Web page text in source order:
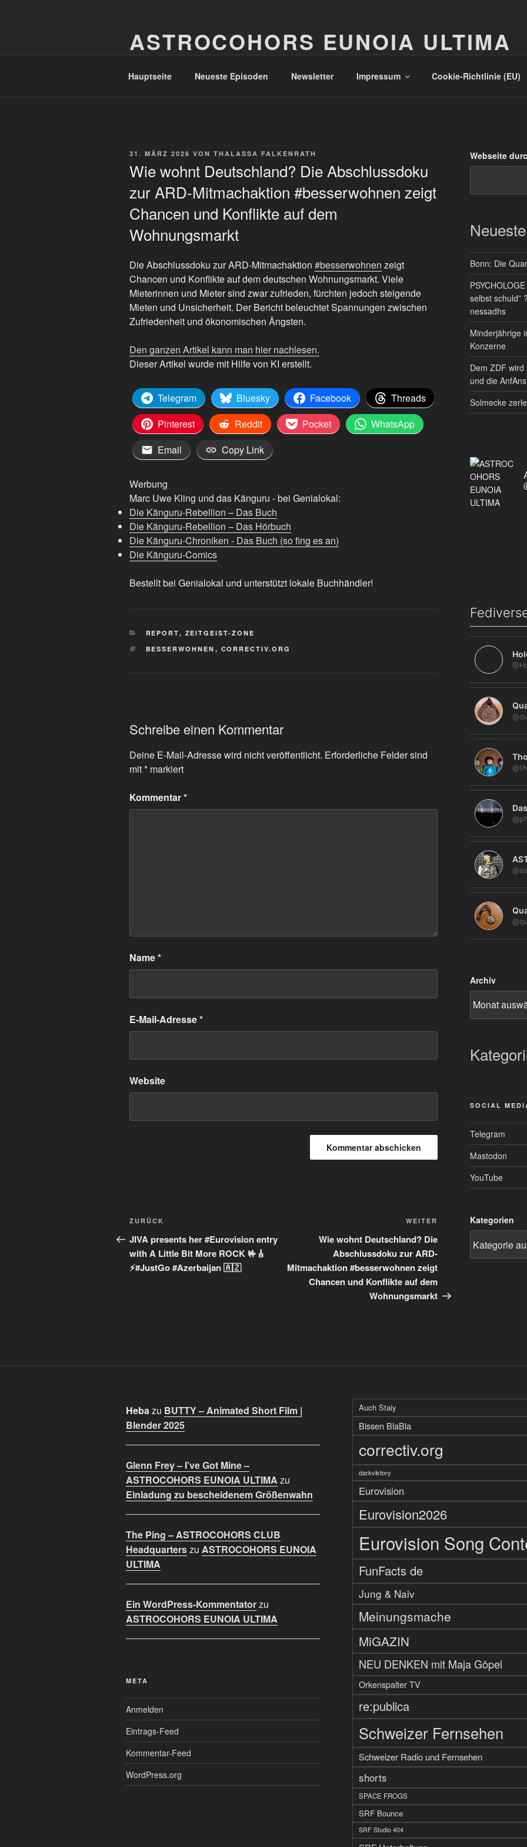
ASTROCOHORS EUNOIA ULTIMA
Hauptseite Neueste Episoden Newsletter Impressum Cookie-Richtlinie (EU)
VERÖFFENTLICHT
31. MÄRZ 2026 VON THALASSA FALKENRATH
Wie wohnt Deutschland? Die Abschlussdoku
zur ARD-Mitmachaktion #besserwohnen zeigt
Chancen und Konflikte auf dem
Wohnungsmarkt
Die Abschlussdoku zur ARD-Mitmachaktion #besserwohnen zeigt
Chancen und Konflikte auf dem deutschen Wohnungsmarkt. Viele
Mieterinnen und Mieter sind zwar zufrieden, fürchten jedoch steigende
Mieten und Unsicherheit. Der Bericht beleuchtet Spannungen zwischen
Zufriedenheit und ökonomischen Ängsten.
Den ganzen Artikel kann man hier nachlesen.
Dieser Artikel wurde mit Hilfe von KI erstellt.
Telegram Bluesky Facebook
Threads
Pinterest
Reddit Pocket
WhatsApp
Email
Copy Link
Werbung
Marc Uwe Kling und das Känguru - bei Genialokal:
Die Känguru-Rebellion – Das Buch
Die Känguru-Rebellion – Das Hörbuch
Die Känguru-Chroniken - Das Buch (so fing es an)
Die Känguru-Comics
Bestellt bei Genialokal und unterstützt lokale Buchhändler!
KATEGORIEN
REPORT, ZEITGEIST-ZONE
SCHLAGWÖRTER
BESSERWOHNEN , CORRECTIV.ORG
Schreibe einen Kommentar
Deine E-Mail-Adresse wird nicht veröffentlicht. Erforderliche Felder sind
mit* markiert
Kommentar*
Name*
E-Mail-Adresse*
Website
Beitragsnavigation
Vorheriger
Beitrag
ZURÜCK
JIVA presents her #Eurovision entry
with A Little Bit More ROCK 🤟🎸
⚡#JustGo #Azerbaijan 🇦🇿
Nächster
Beitrag
WEITER
Wie wohnt Deutschland? Die
Abschlussdoku zur ARD-
Mitmachaktion #besserwohnen zeigt
Chancen und Konflikte auf dem
Wohnungsmarkt
Webseite
Bonn: Die
selbst schuld”
nessadhs
Minderjährige
Konzerne
Dem ZDF
und die
Solmecke
Archiv
SOCIAL
Telegram
Mastodon
YouTube
Kategorien
Hebazu BUTTY – Animated Short Film |
Blender 2025
Glenn Frey – I’ve Got Mine –
ASTROCOHORS EUNOIA ULTIMA zu
Einladung zu bescheidenem Größenwahn
The Ping – ASTROCOHORS CLUB
Headquarterszu ASTROCOHORS EUNOIA
ULTIMA
Ein WordPress-Kommentatorzu
ASTROCOHORS EUNOIA ULTIMA
META
Anmelden
Eintrags-Feed
Kommentar-Feed
WordPress.org
Auch Staiy
Bissen BlaBla
correctiv.org
darkviktory
Eurovision
Eurovision2026
Eurovision Song
FunFacts de
Jung & Naiv
Meinungsmache
MiGAZIN
NEU DENKEN mit Maja Göpel
Orkenspalter TV
re:publica
Schweizer Fernsehen
Schweizer Radio und Fernsehen
shorts
SPACE FROGS
SRF Bounce
SRF Studio 404